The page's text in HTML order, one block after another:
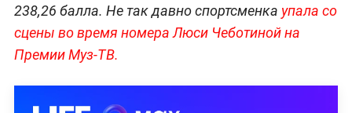
238,26 балла. Не так давно спортсменка упала со
сцены во время номера Люси Чеботиной на
Премии Муз-ТВ.